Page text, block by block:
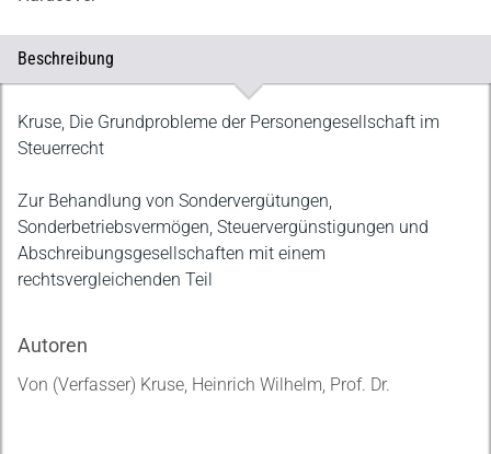
Beschreibung
Beschreibung
Kruse, Die Grundprobleme der Personengesellschaft im
Steuerrecht
Zur Behandlung von Sondervergütungen,
Sonderbetriebsvermögen, Steuervergünstigungen und
Abschreibungsgesellschaften mit einem
rechtsvergleichenden Teil
Autoren
Von (Verfasser) Kruse, Heinrich Wilhelm, Prof. Dr.